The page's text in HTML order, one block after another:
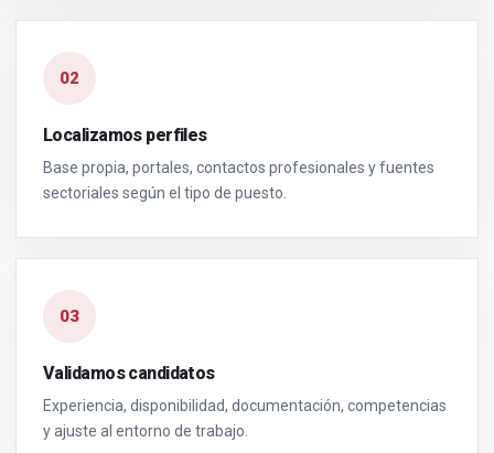
02
Localizamos perfiles
Base propia, portales, contactos profesionales y fuentes
sectoriales según el tipo de puesto.
03
Validamos candidatos
Experiencia, disponibilidad, documentación, competencias
y ajuste al entorno de trabajo.